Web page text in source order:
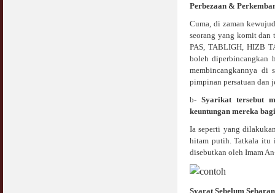
Perbezaan &
Cuma, di zaman
seorang yang komit dan
PAS, TABLIGH, HIZB
boleh diperbincangkan
membincangkannya
pimpinan persatuan dan
b- Syarikat tersebut
keuntungan mereka
Ia seperti yang
hitam putih. Tatkala itu
disebutkan oleh Imam
Syarat Sebelum Sebaran